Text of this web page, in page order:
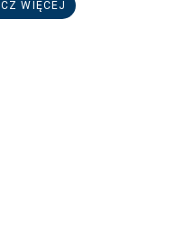
WIĘCEJ